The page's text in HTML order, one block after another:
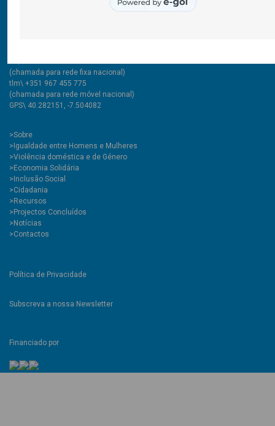
CooLabora, CRL — Intervenção Social
(chamada para rede fixa nacional)
tlm\ +351 967 455 775
(chamada para rede móvel nacional)
GPS\ 40.282151, -7.504082
>Sobre
>Igualdade entre Homens e Mulheres
>Violência doméstica e de Género
>Economia Solidária
>Inclusão Social
>Cidadania
>Recursos
>Projectos Concluídos
>Notícias
>Contactos
Política de Privacidade
Subscreva a nossa Newsletter
Financiado por